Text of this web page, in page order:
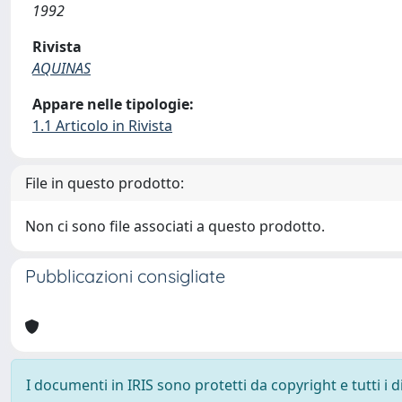
1992
Rivista
AQUINAS
Appare nelle tipologie:
1.1 Articolo in Rivista
File in questo prodotto:
Non ci sono file associati a questo prodotto.
Pubblicazioni consigliate
I documenti in IRIS sono protetti da copyright e tutti i